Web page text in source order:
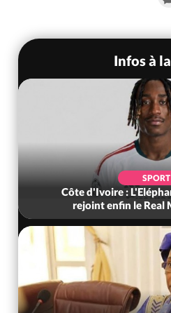
Infos à
SPORT
Côte d'Ivoire :
rejoint enfin le Real